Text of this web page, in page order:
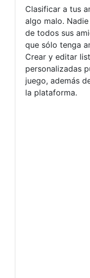
Clasificar a tus
algo malo.
de todos sus
que sólo tenga
Crear y editar
personalizadas
juego, además
la plataforma.